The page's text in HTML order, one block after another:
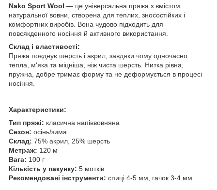
Nako Sport Wool — це універсальна пряжа з вмістом
натуральної вовни, створена для теплих, зносостійких і
комфортних виробів. Вона чудово підходить для
повсякденного носіння й активного використання.
Склад і властивості:
Пряжа поєднує шерсть і акрил, завдяки чому одночасно
тепла, м'яка та міцніша, ніж чиста шерсть. Нитка рівна,
пружна, добре тримає форму та не деформується в процесі
носіння.
Характеристики:
Тип пряжі: класична напіввовняна
Сезон: осінь/зима
Склад: 75% акрил, 25% шерсть
Метраж: 120 м
Вага: 100 г
Кількість у пакунку: 5 мотків
Рекомендовані інструменти: спиці 4-5 мм, гачок 3-4 мм